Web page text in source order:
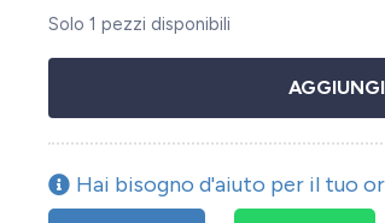
Solo 1 pezzi disponibili
Hai bisogno d'aiuto per il tuo